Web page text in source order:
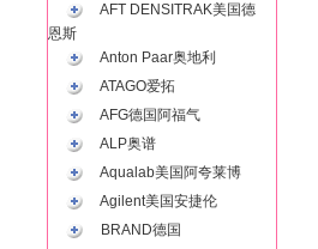
AFT DENSITRAK美国德
恩斯
Anton Paar奥地利
ATAGO爱拓
AFG德国阿福气
ALP奥谱
Aqualab美国阿夸莱博
Agilent美国安捷伦
BRAND德国